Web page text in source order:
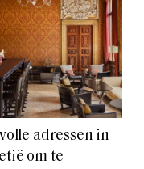
adressen in
om te